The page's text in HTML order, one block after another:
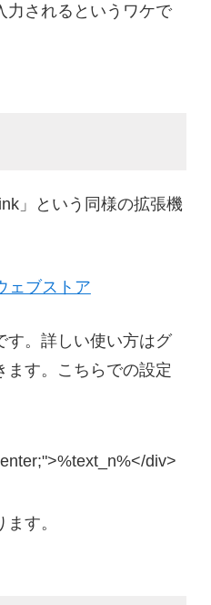
力されるというワケで
」という同様の拡張機
ェブストア
す。詳しい使い方はグ
ます。こちらでの設定
div>
す。